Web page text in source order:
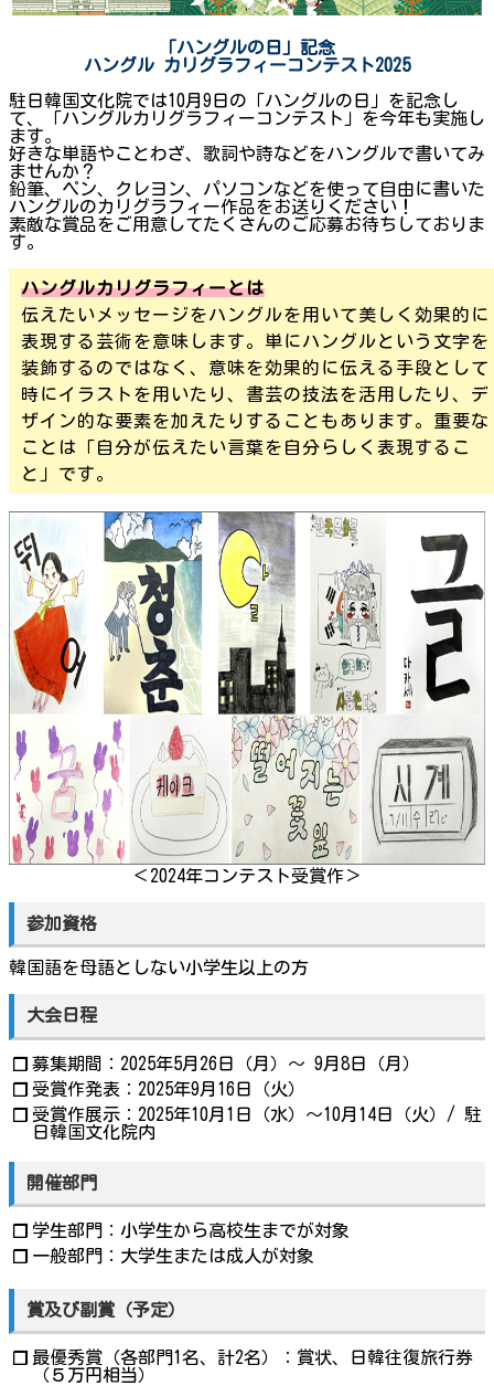
「ハングルの日」 記念
ハングル
カリグラフィーコンテスト2025
駐日韓国文化院では10月9日の「ハングルの日」を記念し
て、「ハングルカリグラフィーコンテスト」を今年も実施し
ます。
好きな単語やことわざ、歌詞や詩などをハングルで書いてみ
ませんか？
鉛筆、ペン、クレヨン、パソコンなどを使って自由に書いた
ハングルのカリグラフィー作品をお送りください！
素敵な賞品をご用意してたくさんのご応募お待ちしておりま
す。
ハングルカリグラフィーとは
伝えたいメッセージをハングルを用いて美しく効果的に
表現する芸術を意味します。単にハングルという文字を
装飾するのではなく、意味を効果的に伝える手段として
時にイラストを用いたり、書芸の技法を活用したり、デ
ザイン的な要素を加えたりすることもあります。重要な
ことは「自分が伝えたい言葉を自分らしく表現するこ
と」です。
＜2024年コンテスト受賞作＞
参加資格
韓国語を母語としない小学生以上の方
大会日程
❐ 募集期間：2025年5月26日（月）～ 9月8日（月）
❐ 受賞作発表：2025年9月16日（火）
❐ 受賞作展示：2025年10月1日（水）～10月14日（火）/ 駐
日韓国文化院内
開催部門
❐ 学生部門：小学生から高校生までが対象
❐ 一般部門：大学生または成人が対象
賞及び副賞（予定）
❐ 最優秀賞（各部門1名、計2名）：賞状、日韓往復旅行券
（５万円相当）